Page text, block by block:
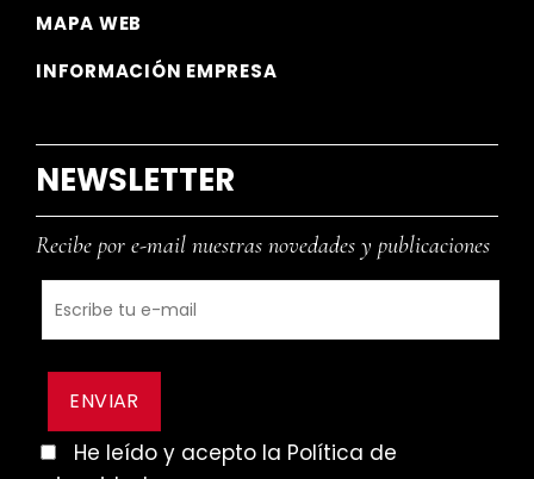
MAPA WEB
INFORMACIÓN EMPRESA
NEWSLETTER
Recibe por e-mail nuestras novedades y publicaciones
He leído y acepto la Política de